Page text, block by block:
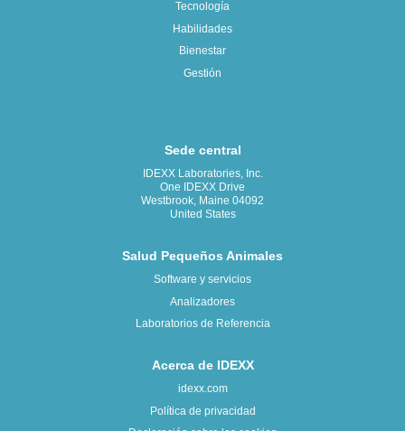
Tecnología
Habilidades
Bienestar
Gestión
Sede central
IDEXX Laboratories, Inc.
One IDEXX Drive
Westbrook, Maine 04092
United States
Salud Pequeños Animales
Software y servicios
Analizadores
Laboratorios de Referencia
Acerca de IDEXX
idexx.com
Política de privacidad